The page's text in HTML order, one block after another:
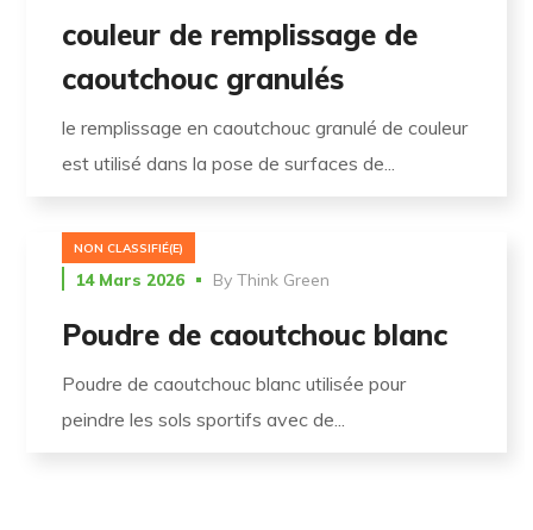
couleur de remplissage de
caoutchouc granulés
le remplissage en caoutchouc granulé de couleur
est utilisé dans la pose de surfaces de...
NON CLASSIFIÉ(E)
14 Mars 2026 ByThink Green
Poudre de caoutchouc blanc
Poudre de caoutchouc blanc utilisée pour
peindre les sols sportifs avec de...